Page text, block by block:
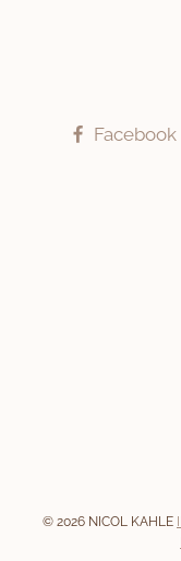
Facebook
© 2026 NICOL KAHLE